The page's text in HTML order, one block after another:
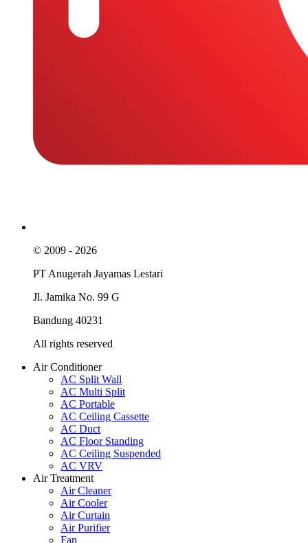
© 2009 - 2026
PT Anugerah Jayamas Lestari
Jl. Jamika No. 99 G
Bandung 40231
All rights reserved
Air Conditioner
AC Split Wall
AC Multi Split
AC Portable
AC Ceiling Cassette
AC Duct
AC Floor Standing
AC Ceiling Suspended
AC VRV
Air Treatment
Air Cleaner
Air Cooler
Air Curtain
Air Purifier
Fan